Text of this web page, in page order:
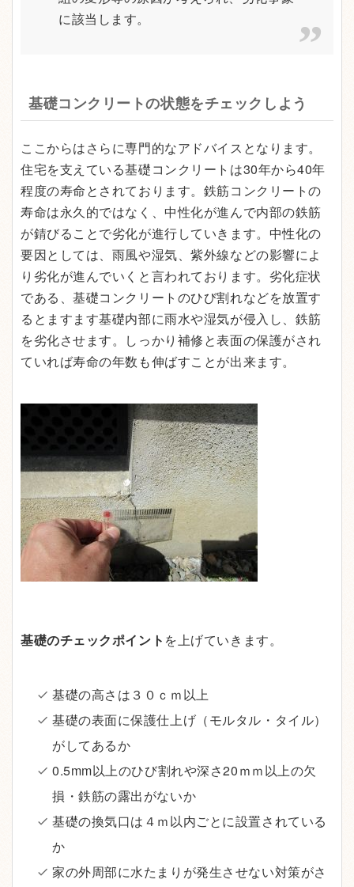
に該当します。
基礎コンクリートの状態をチェックしよう
ここからはさらに専門的なアドバイスとなります。
住宅を支えている基礎コンクリートは30年から40年
程度の寿命とされております。鉄筋コンクリートの
寿命は永久的ではなく、中性化が進んで内部の鉄筋
が錆びることで劣化が進行していきます。中性化の
要因としては、雨風や湿気、紫外線などの影響によ
り劣化が進んでいくと言われております。劣化症状
である、基礎コンクリートのひび割れなどを放置す
るとますます基礎内部に雨水や湿気が侵入し、鉄筋
を劣化させます。しっかり補修と表面の保護がされ
ていれば寿命の年数も伸ばすことが出来ます。
基礎のチェックポイント を上げていきます。
基礎の高さは３０ｃｍ以上
基礎の表面に保護仕上げ（モルタル・タイル）
がしてあるか
0.5mm以上のひび割れや深さ20ｍｍ以上の欠
損・鉄筋の露出がないか
基礎の換気口は４ｍ以内ごとに設置されている
か
家の外周部に水たまりが発生させない対策がさ